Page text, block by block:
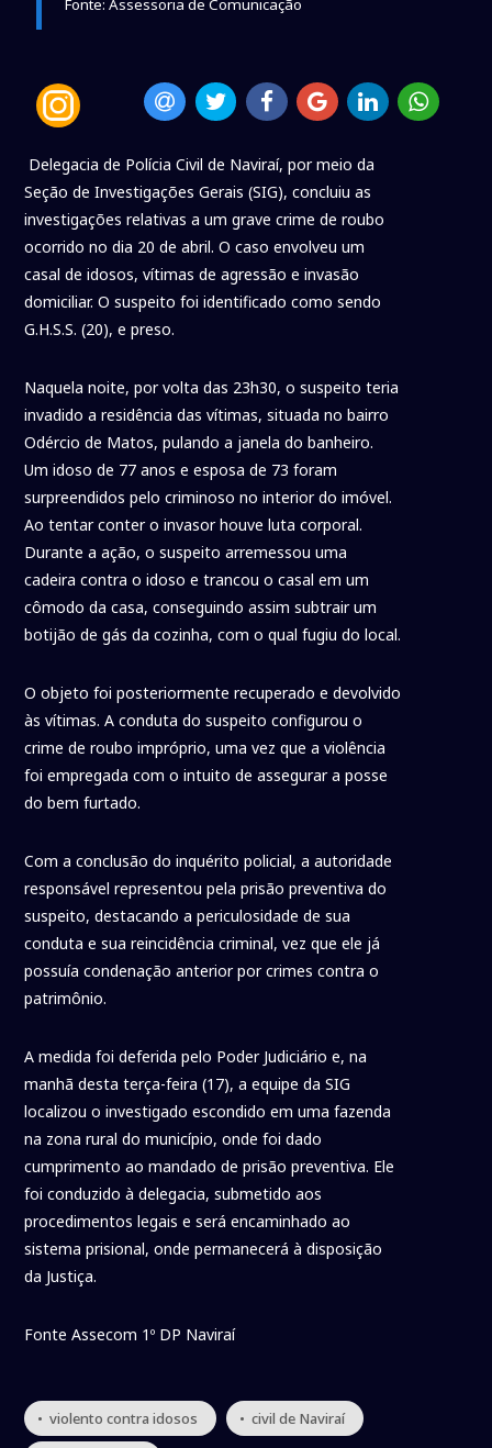
Fonte: Assessoria de Comunicação
Delegacia de Polícia Civil de Naviraí, por meio da
Seção de Investigações Gerais (SIG), concluiu as
investigações relativas a um grave crime de roubo
ocorrido no dia 20 de abril. O caso envolveu um
casal de idosos, vítimas de agressão e invasão
domiciliar. O suspeito foi identificado como sendo
G.H.S.S. (20), e preso.
Naquela noite, por volta das 23h30, o suspeito teria
invadido a residência das vítimas, situada no bairro
Odércio de Matos, pulando a janela do banheiro.
Um idoso de 77 anos e esposa de 73 foram
surpreendidos pelo criminoso no interior do imóvel.
Ao tentar conter o invasor houve luta corporal.
Durante a ação, o suspeito arremessou uma
cadeira contra o idoso e trancou o casal em um
cômodo da casa, conseguindo assim subtrair um
botijão de gás da cozinha, com o qual fugiu do local.
O objeto foi posteriormente recuperado e devolvido
às vítimas. A conduta do suspeito configurou o
crime de roubo impróprio, uma vez que a violência
foi empregada com o intuito de assegurar a posse
do bem furtado.
Com a conclusão do inquérito policial, a autoridade
responsável representou pela prisão preventiva do
suspeito, destacando a periculosidade de sua
conduta e sua reincidência criminal, vez que ele já
possuía condenação anterior por crimes contra o
patrimônio.
A medida foi deferida pelo Poder Judiciário e, na
manhã desta terça-feira (17), a equipe da SIG
localizou o investigado escondido em uma fazenda
na zona rural do município, onde foi dado
cumprimento ao mandado de prisão preventiva. Ele
foi conduzido à delegacia, submetido aos
procedimentos legais e será encaminhado ao
sistema prisional, onde permanecerá à disposição
da Justiça.
Fonte Assecom 1º DP Naviraí
• violento contra idosos • civil de Naviraí